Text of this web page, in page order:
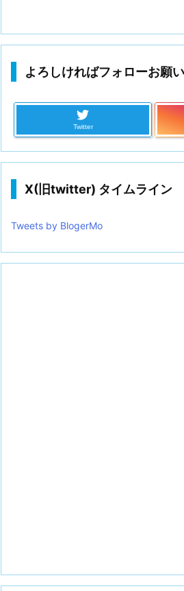
よろしければフォローお願い
Twitter
X(旧twitter) タイムライン
Tweets by BlogerMo